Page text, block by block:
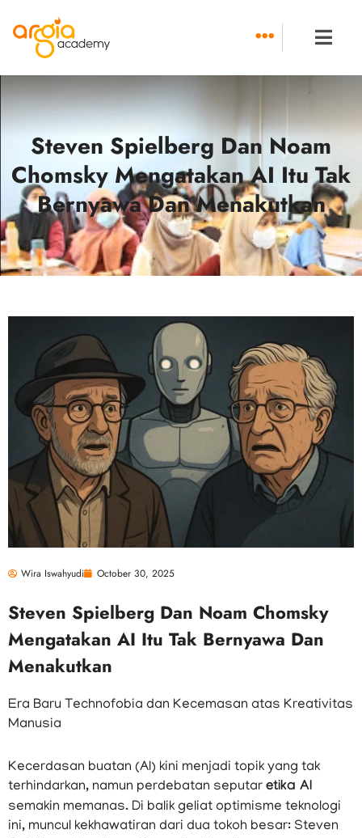
content
Steven Spielberg Dan Noam
Chomsky Mengatakan AI Itu Tak
Bernyawa Dan Menakutkan
Wira Iswahyudi October 30, 2025
Steven Spielberg Dan Noam Chomsky
Mengatakan AI Itu Tak Bernyawa Dan
Menakutkan
Era Baru Technofobia dan Kecemasan atas Kreativitas
Manusia
Kecerdasan buatan (AI) kini menjadi topik yang tak
terhindarkan, namun perdebatan seputar etika AI
semakin memanas. Di balik geliat optimisme teknologi
ini, muncul kekhawatiran dari dua tokoh besar: Steven